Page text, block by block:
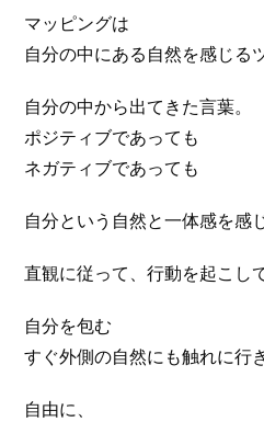
マッピングは
自分の中にある自然を感じる
自分の中から出てきた言葉。
ポジティブであっても
ネガティブであっても
自分という自然と一体感を感
直観に従って、行動を起こし
自分を包む
すぐ外側の自然にも触れに行
自由に、